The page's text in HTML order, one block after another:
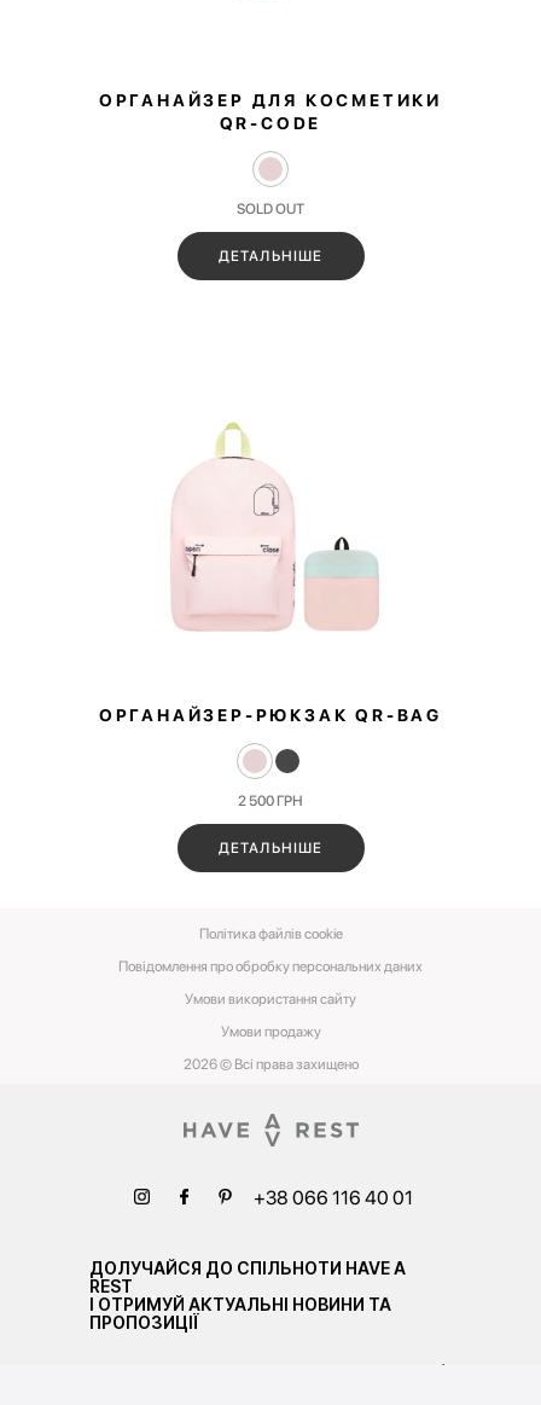
ОРГАНАЙЗЕР ДЛЯ КОСМЕТИКИ
QR‑CODE
SOLD OUT
ДЕТАЛЬНІШЕ
ОРГАНАЙЗЕР-РЮКЗАК QR‑BAG
2 500 ГРН
ДЕТАЛЬНІШЕ
2026 © Всі права захищено
Повідомлення про обробку персональних даних
Умови використання сайту
Умови‌ ‌продажу‌
Політика файлів cookie
+38 066 116 40 01
ДОЛУЧАЙСЯ ДО СПІЛЬНОТИ HAVE A
REST
І ОТРИМУЙ АКТУАЛЬНІ НОВИНИ ТА
ПРОПОЗИЦІЇ